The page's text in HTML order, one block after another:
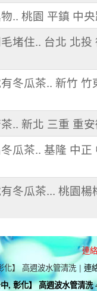
.. 桃園 平鎮 中
堵住.. 台北 北投
冬瓜茶.. 新竹 竹
.. 新北 三重 重
瓜茶.. 基隆 中正
冬瓜茶... 桃園楊
連
化】 高週波水管清洗 | 連
, 彰化】 高週波水管清洗